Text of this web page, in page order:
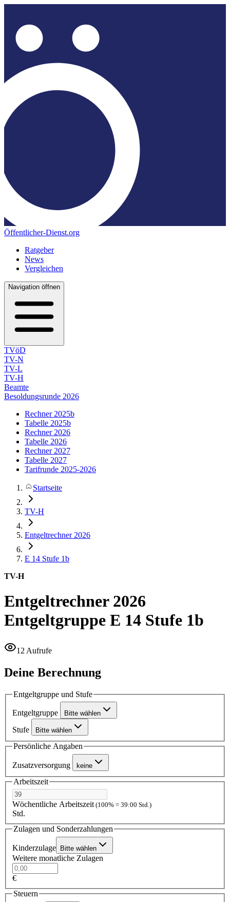
Öffentlicher-Dienst.org
Ratgeber
News
Vergleichen
Navigation öffnen
TVöD
TV-N
TV-L
TV-H
Beamte
Besoldungsrunde 2026
Rechner 2025b
Tabelle 2025b
Rechner 2026
Tabelle 2026
Rechner 2027
Tabelle 2027
Tarifrunde 2025-2026
Startseite
TV-H
Entgeltrechner 2026
E 14 Stufe 1b
TV-H
Entgeltrechner 2026
Entgeltgruppe E 14 Stufe 1b
12 Aufrufe
Deine Berechnung
Entgeltgruppe und Stufe
Entgeltgruppe Bitte wählen
Stufe Bitte wählen
Persönliche Angaben
Zusatzversorgung keine
Arbeitszeit
Wöchentliche Arbeitszeit(100% = 39:00 Std.)
Std.
Zulagen und Sonderzahlungen
Kinderzulage Bitte wählen
Weitere monatliche Zulagen
€
Steuern